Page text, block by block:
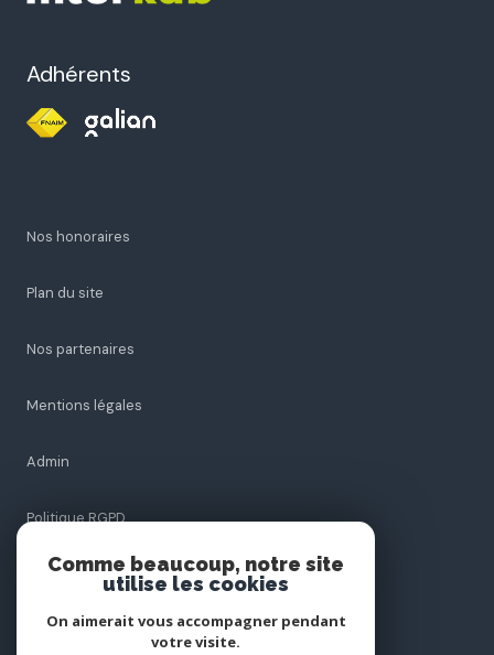
Adhérents
Nos honoraires
Plan du site
Nos partenaires
Mentions légales
Admin
Politique RGPD
Cookies
© 2026 | Tous droits réservés
Comme beaucoup, notre site
utilise les cookies
On aimerait vous accompagner pendant
votre visite.